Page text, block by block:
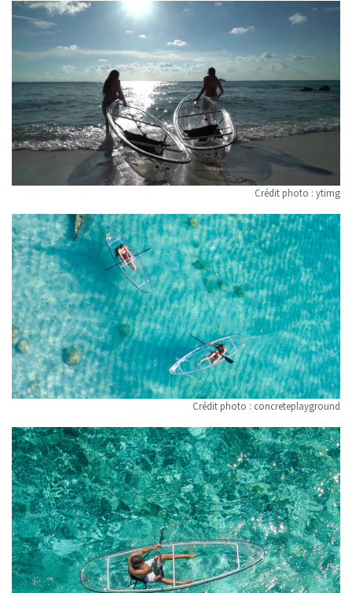
Crédit photo : ytimg
Crédit photo : concreteplayground